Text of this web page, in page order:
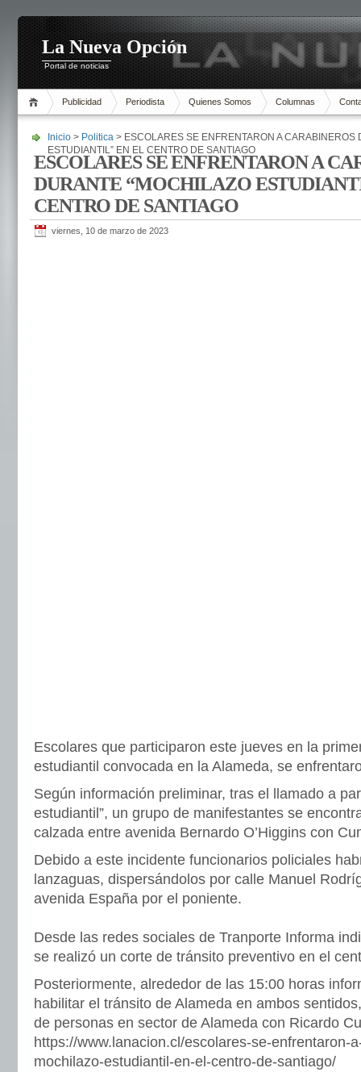
La Nueva Opción
Portal de noticias
Publicidad Periodista Quienes Somos Columnas
Inicio > Politica > ESCOLARES SE ENFRENTARON A CARABINEROS
ESTUDIANTIL” EN EL CENTRO DE SANTIAGO
ESCOLARES SE ENFRENTARON A
DURANTE “MOCHILAZO
CENTRO DE SANTIAGO
viernes, 10 de marzo de 2023
Escolares que participaron este jueves en la
estudiantil convocada en la Alameda, se
Según información preliminar, tras el llamado a
estudiantil”, un grupo de manifestantes se
calzada entre avenida Bernardo O’Higgins con
Debido a este incidente funcionarios policiales
lanzaguas, dispersándolos por calle Manuel
avenida España por el poniente.
Desde las redes sociales de Tranporte Informa
se realizó un corte de tránsito preventivo en el
Posteriormente, alrededor de las 15:00 horas
habilitar el tránsito de Alameda en ambos
de personas en sector de Alameda con Ricardo
https://www.lanacion.cl/escolares-se-enfrentaron-
mochilazo-estudiantil-en-el-centro-de-santiago/